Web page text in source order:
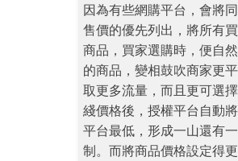
因為有些網購平台，會將
售價的優先列出，將所有
商品，買家選購時，便自
的商品，變相鼓吹商家更
取更多流量，而且更可選
綫價格後，授權平台自動
平台最低，形成一山還有
制。而將商品價格設定得